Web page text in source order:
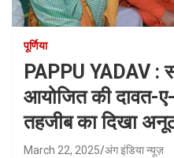
पूर्णिया
PAPPU YADAV :
आयोजित की दावत-
तहजीब का दिखा
March 22, 2025 अंग इंडिया न्यूज़